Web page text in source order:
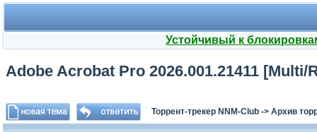
Устойчивый к
Adobe Acrobat Pro 2026.001.21411 [Multi/
Торрент-трекер NNM-Club -> Архив